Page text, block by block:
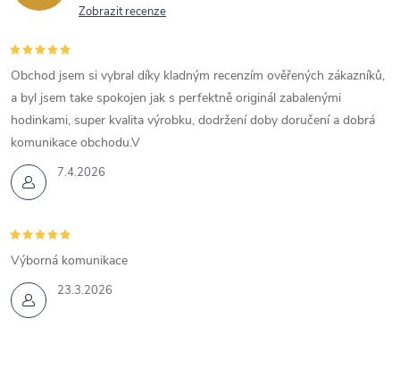
Zobrazit recenze
7.4.2026
Obchod jsem si vybral díky kladným recenzím ověřených zákazníků,
a byl jsem take spokojen jak s perfektně originál zabalenými
hodinkami, super kvalita výrobku, dodržení doby doručení a dobrá
komunikace obchodu.V
23.3.2026
Výborná komunikace